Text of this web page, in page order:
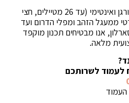
בין אם תבחרו בטיול מאורגן ואינטימי (עד 26 מטיילים, חצי
ממעגל הזהב ומפלי הדרום ועד
אנו מבטיחים תכנון מוקפד
מלאה.
לעמוד לשרותכם